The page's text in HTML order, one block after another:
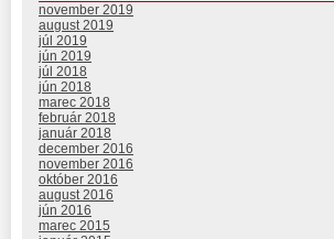
november 2019
august 2019
júl 2019
jún 2019
júl 2018
jún 2018
marec 2018
február 2018
január 2018
december 2016
november 2016
október 2016
august 2016
jún 2016
marec 2015